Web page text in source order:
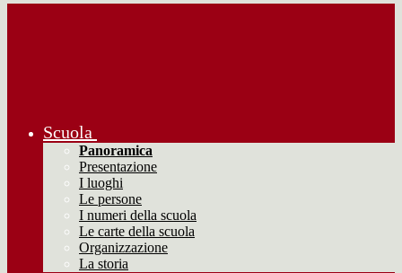
Scuola
Panoramica
Presentazione
I luoghi
Le persone
I numeri della scuola
Le carte della scuola
Organizzazione
La storia